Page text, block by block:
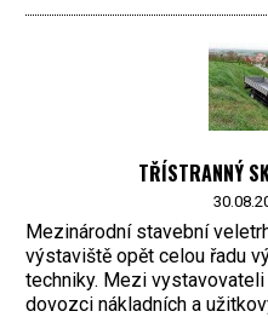
TŘÍSTRANNÝ
Mezinárodní stavební
výstaviště opět celou řadu
techniky. Mezi
dovozci nákladních a